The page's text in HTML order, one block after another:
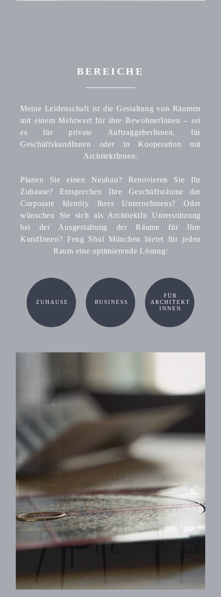
BEREICHE
Meine Leidenschaft ist die Gestaltung von Räumen
mit einem Mehrwert für ihre BewohnerInnen – sei
es für private AuftraggeberInnen, für
GeschäftskundInnen oder in Kooperation mit
ArchitektInnen.
Planen Sie einen Neubau? Renovieren Sie Ihr
Zuhause? Entsprechen Ihre Geschäftsräume der
Corporate Identity Ihres Unternehmens? Oder
wünschen Sie sich als ArchitektIn Unterstützung
bei der Ausgestaltung der Räume für Ihre
KundInnen? Feng Shui München bietet für jeden
Raum eine optimierende Lösung:
ZUHAUSE BUSINESS
FÜR
ARCHITEKT
INNEN